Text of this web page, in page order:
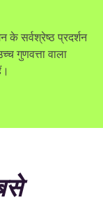
के सर्वश्रेष्ठ प्रदर्शन
गुणवत्ता वाला